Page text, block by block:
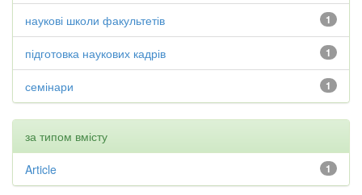
1
наукові школи факультетів
1
підготовка наукових кадрів
1
семінари
за типом вмісту
1
Article